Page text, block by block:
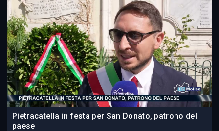
Pietracatella in festa per San Donato, patrono del
paese